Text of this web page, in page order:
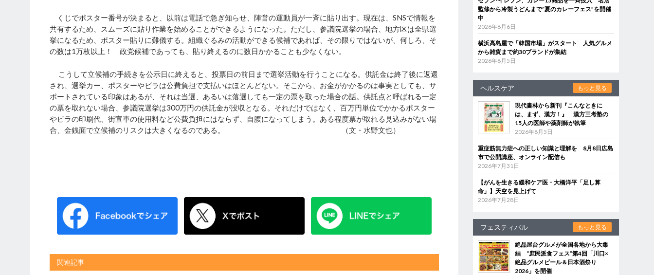
くじでポスター番号が決まると、以前は電話で急ぎ知らせ、陣営の運動員が一斉に貼り出す。現在は、SNSで情報を
共有するため、スムーズに貼り作業を始めることができるようになった。ただし、参議院選挙の場合、地方区は全県選
挙になるため、ポスター貼りに難儀する。組織ぐるみの活動ができる候補であれば、その限りではないが、何しろ、そ
の数は1万枚以上！ 政党候補であっても、貼り終えるのに数日かかることも少なくない。
こうして立候補の手続きを公示日に終えると、投票日の前日まで選挙活動を行うことになる。供託金は終了後に返還
され、選挙カー、ポスターやビラは公費負担で支払いはほとんどない。そこから、お金がかかるのは事実としても、サ
ポートされている印象はあるが、それは当選、あるいは落選しても一定の票を取った場合の話。供託点と呼ばれる一定
の票を取れない場合、参議院選挙は300万円の供託金が没収となる。それだけではなく、百万円単位でかかるポスター
やビラの印刷代、街宣車の使用料など公費負担にはならず、自腹になってしまう。ある程度票が取れる見込みがない場
合、金銭面で立候補のリスクは大きくなるのである。 （文・水野文也）
関連記事
監修から冷製うどんまで“夏のカレーフェス”を開催
中
2026年8月6日
横浜高島屋で「韓国市場」がスタート 人気グルメ
から雑貨まで約30ブランドが集結
2026年8月5日
ヘルスケア もっと見る
現代書林から新刊『こんなときに
は、まず、漢方！』 漢方三考塾の
15人の医師や薬剤師が執筆
2026年8月5日
重症筋無力症への正しい知識と理解を 8月8日広島
市で公開講座、オンライン配信も
2026年7月31日
【がんを生きる緩和ケア医・大橋洋平「足し算
命」】天空を見上げて
2026年7月28日
フェスティバル もっと見る
絶品屋台グルメが全国各地から大集
結 “庶民派食フェス”第4回「川口×
絶品グルメビール＆日本酒祭り
2026」を開催